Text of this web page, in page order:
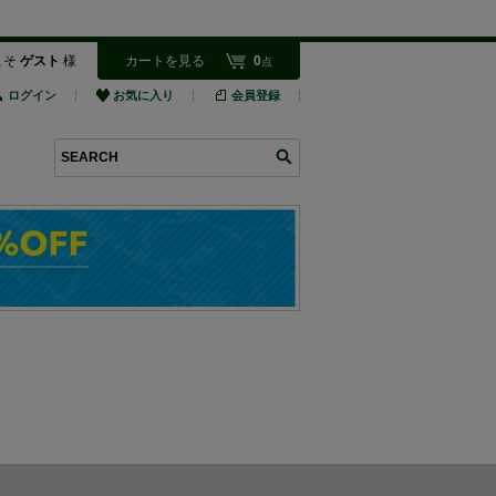
そ ゲスト 様 カートを見る 0点
ログイン お気に入り 会員登録